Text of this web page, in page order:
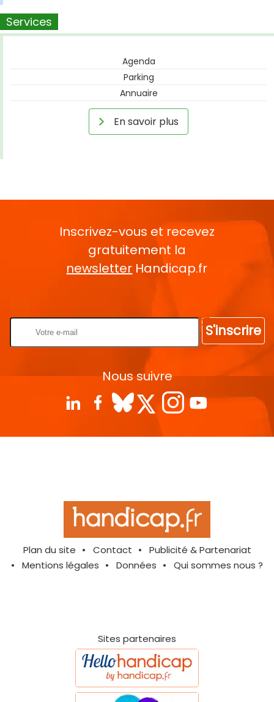
Services
Agenda
Parking
Annuaire
En savoir plus
Inscrivez-vous et recevez
gratuitement la
newsletter Handicap.fr
S'inscrire
Nous suivre
Plan du site Contact
Publicité & Partenariat
Mentions légales
Données Qui sommes nous ?
Sites partenaires